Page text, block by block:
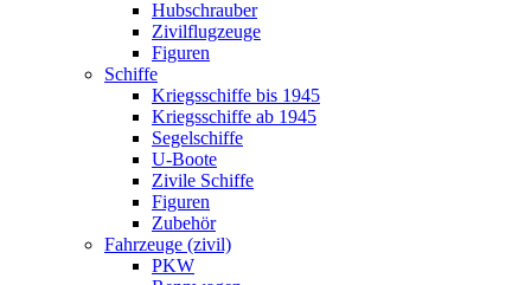
Hubschrauber
Zivilflugzeuge
Figuren
Schiffe
Kriegsschiffe bis 1945
Kriegsschiffe ab 1945
Segelschiffe
U-Boote
Zivile Schiffe
Figuren
Zubehör
Fahrzeuge (zivil)
PKW